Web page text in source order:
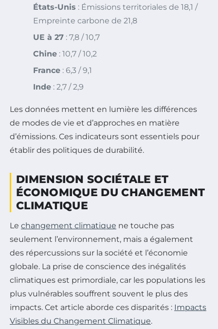
États-Unis : Émissions territoriales de 18,1 /
Empreinte carbone de 21,8
UE à 27 : 7,8 / 10,7
Chine : 10,7 / 10,2
France : 6,3 / 9,1
Inde : 2,7 / 2,9
Les données mettent en lumière les différences
de modes de vie et d’approches en matière
d’émissions. Ces indicateurs sont essentiels pour
établir des politiques de durabilité.
DIMENSION SOCIÉTALE ET
ÉCONOMIQUE DU CHANGEMENT
CLIMATIQUE
Le changement climatique ne touche pas
seulement l’environnement, mais a également
des répercussions sur la société et l’économie
globale. La prise de conscience des inégalités
climatiques est primordiale, car les populations les
plus vulnérables souffrent souvent le plus des
impacts. Cet article aborde ces disparités : Impacts
Visibles du Changement Climatique.